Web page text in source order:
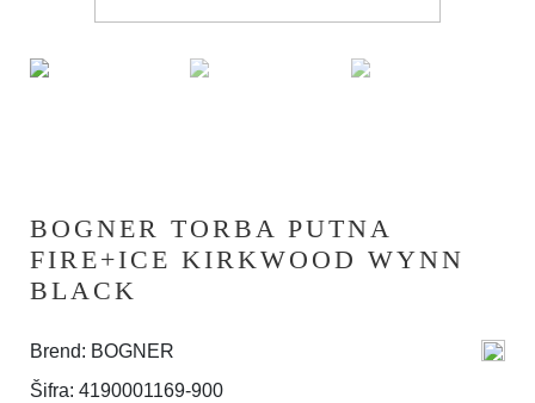
BOGNER TORBA PUTNA
FIRE+ICE KIRKWOOD WYNN
BLACK
Brend: BOGNER
Šifra: 4190001169-900